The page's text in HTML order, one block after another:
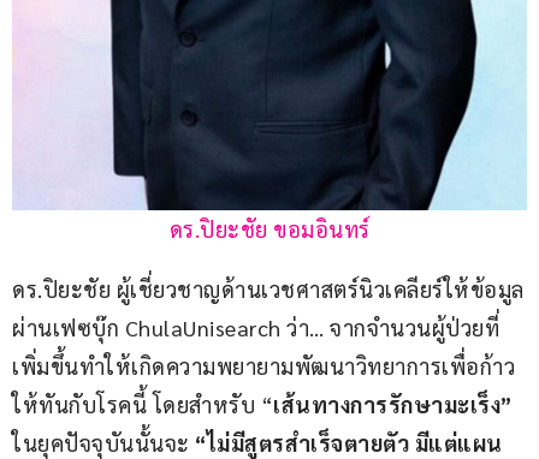
ดร.ปิยะชัย ขอมอินทร์
ดร.ปิยะชัย ผู้เชี่ยวชาญด้านเวชศาสตร์นิวเคลียร์ให้ข้อมูล
ผ่านเฟซบุ๊ก ChulaUnisearch ว่า… จากจำนวนผู้ป่วยที่
เพิ่มขึ้นทำให้เกิดความพยายามพัฒนาวิทยาการเพื่อก้าว
ให้ทันกับโรคนี้ โดยสำหรับ “เส้นทางการรักษามะเร็ง”
ในยุคปัจจุบันนั้นจะ “ไม่มีสูตรสำเร็จตายตัว มีแต่แผน